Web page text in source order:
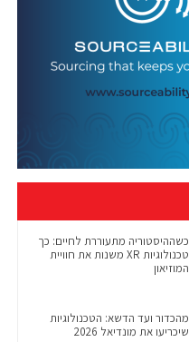
כשההיסטוריה מתעוררת לחיים: כך
טכנולוגיות XR משנות את חוויית
המוזיאון
מהכדור ועד הדשא: הטכנולוגיות
שיכריעו את מונדיאל 2026